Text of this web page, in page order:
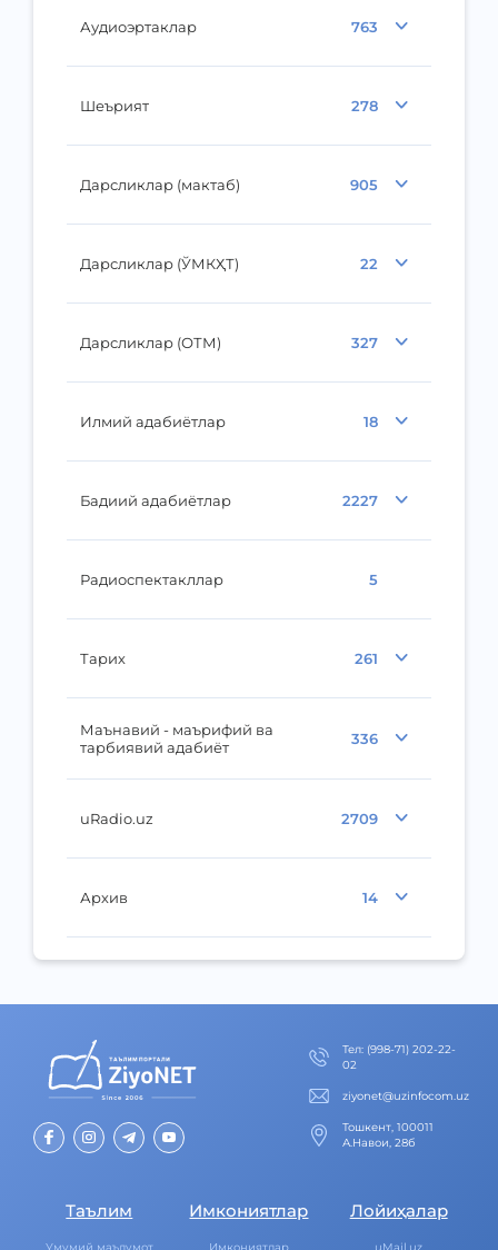
Аудиоэртаклар 763
Шеърият 278
Дарсликлар (мактаб) 905
Дарсликлар (ЎМКҲТ) 22
Дарсликлар (ОТМ) 327
Илмий адабиётлар 18
Бадиий адабиётлар 2227
Радиоспектакллар 5
Тарих 261
Маънавий - маърифий ва
тарбиявий адабиёт
336
uRadio.uz 2709
Архив 14
Тел: (998-71) 202-22-
02
ziyonet@uzinfocom.uz
Тошкент, 100011
А.Навои, 28б
Таълим
Умумий маълумот
Имкониятлар
Имкониятлар
Лойиҳалар
uMail.uz